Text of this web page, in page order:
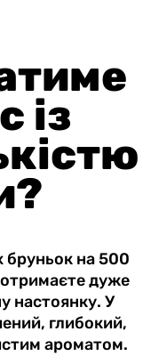
із
на 500
отримаєте дуже
настоянку. У
глибокий,
ароматом.